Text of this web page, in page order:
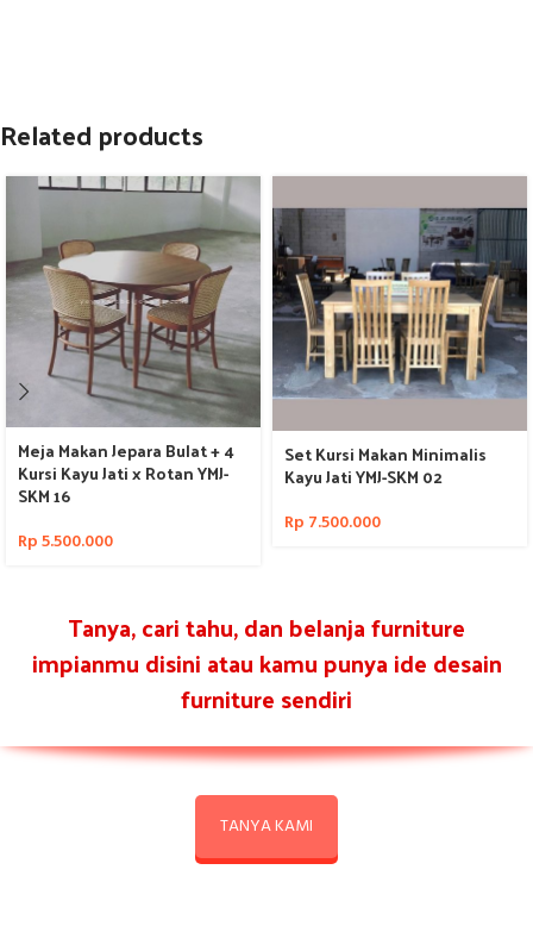
Related products
Meja Makan Jepara Bulat + 4
Kursi Kayu Jati x Rotan YMJ-
SKM 16
Rp5.500.000
Set Kursi Makan Minimalis
Kayu Jati YMJ-SKM 02
Rp 7.500.000
Tanya, cari tahu, dan belanja furniture
impianmu disini atau kamu punya ide desain
furniture sendiri
TANYA KAMI